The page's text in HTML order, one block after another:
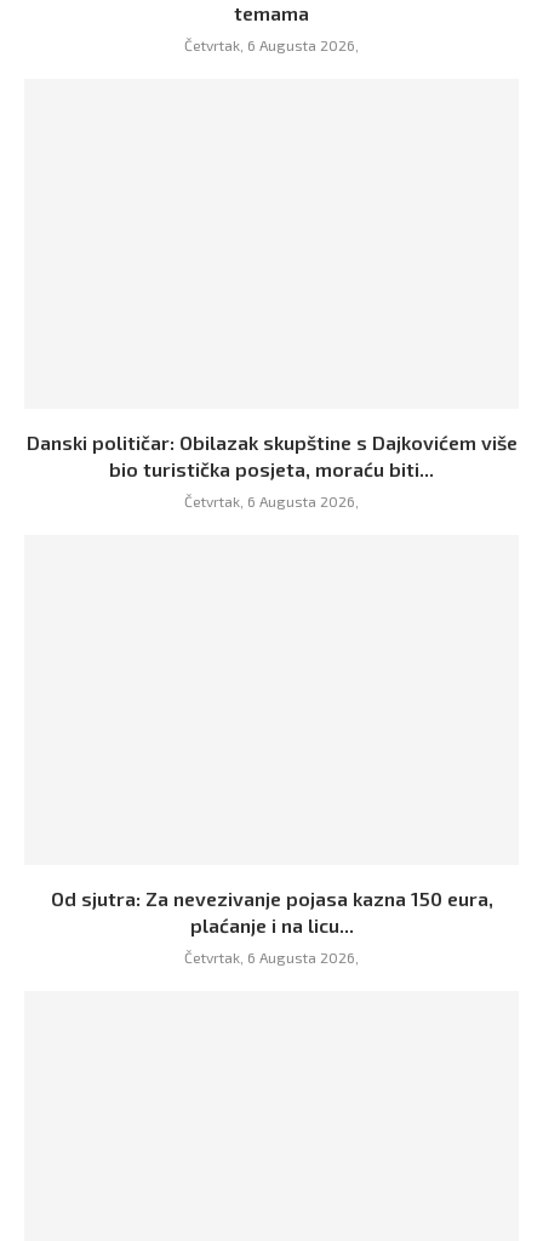
temama
Četvrtak, 6 Augusta 2026,
Danski političar: Obilazak skupštine s Dajkovićem više
bio turistička posjeta, moraću biti...
Četvrtak, 6 Augusta 2026,
Od sjutra: Za nevezivanje pojasa kazna 150 eura,
plaćanje i na licu...
Četvrtak, 6 Augusta 2026,